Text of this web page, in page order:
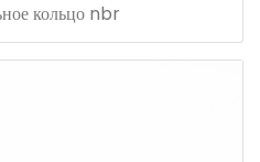
кольцо nbr